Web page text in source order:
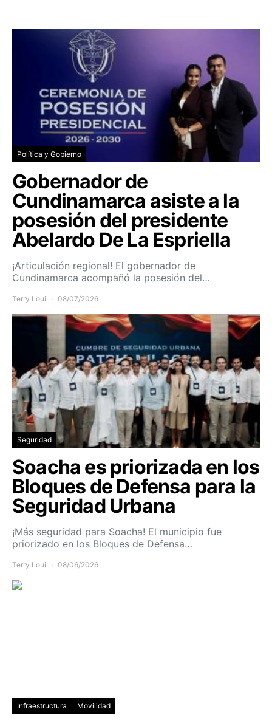
Política y Gobierno
Gobernador de
Cundinamarca asiste a la
posesión del presidente
Abelardo De La Espriella
¡Articulación regional! El gobernador de
Cundinamarca acompañó la posesión del…
Terry Loui 08/07/2026
Seguridad
Soacha es priorizada en los
Bloques de Defensa para la
Seguridad Urbana
¡Más seguridad para Soacha! El municipio fue
priorizado en los Bloques de Defensa…
Terry Loui 08/06/2026
Infraestructura Movilidad